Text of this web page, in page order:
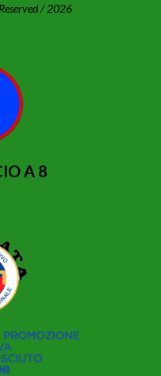
/ 2026
A 8